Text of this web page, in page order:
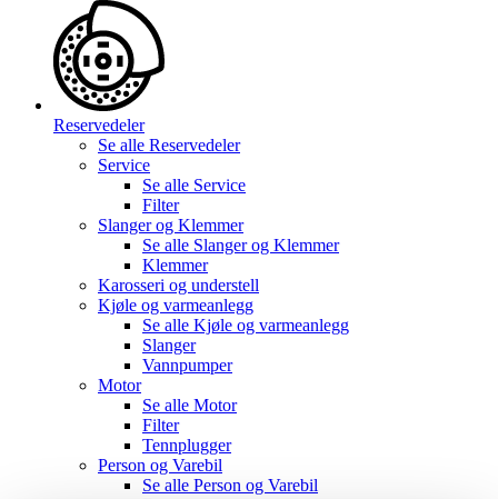
Reservedeler
Se alle Reservedeler
Service
Se alle Service
Filter
Slanger og Klemmer
Se alle Slanger og Klemmer
Klemmer
Karosseri og understell
Kjøle og varmeanlegg
Se alle Kjøle og varmeanlegg
Slanger
Vannpumper
Motor
Se alle Motor
Filter
Tennplugger
Person og Varebil
Se alle Person og Varebil